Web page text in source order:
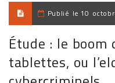
Publié le 10
Étude : le boom
tablettes, ou